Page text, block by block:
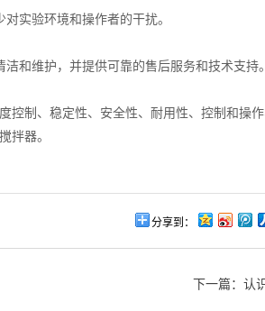
实验环境和操作者的干扰。
维护，并提供可靠的售后服务和技术支持。
制、稳定性、安全性、耐用性、控制和操
拌器。
分享到：
下一篇： 认